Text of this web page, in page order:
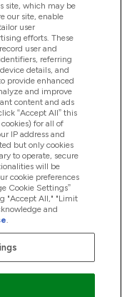
site, which may be
our site, enable
user
efforts. These
user and
referring
details, and
provide enhanced
and improve
content and ads
“Accept All” this
for all of
IP address and
but only cookies
to operate, secure
will be
cookie preferences
Cookie Settings”
"Accept All," "Limit
and
.